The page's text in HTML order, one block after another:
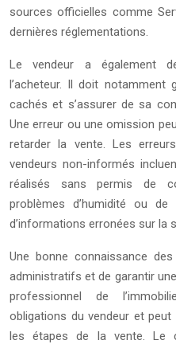
sources officielles comme
dernières réglementations.
Le vendeur a également
l’acheteur. Il doit
cachés et s’assurer de sa
Une erreur ou une omission
retarder la vente. Les
vendeurs non-informés
réalisés sans permis de
problèmes d’humidité ou
d’informations erronées sur la
Une bonne connaissance
administratifs et de garantir
professionnel de
obligations du vendeur et
les étapes de la vente. Le